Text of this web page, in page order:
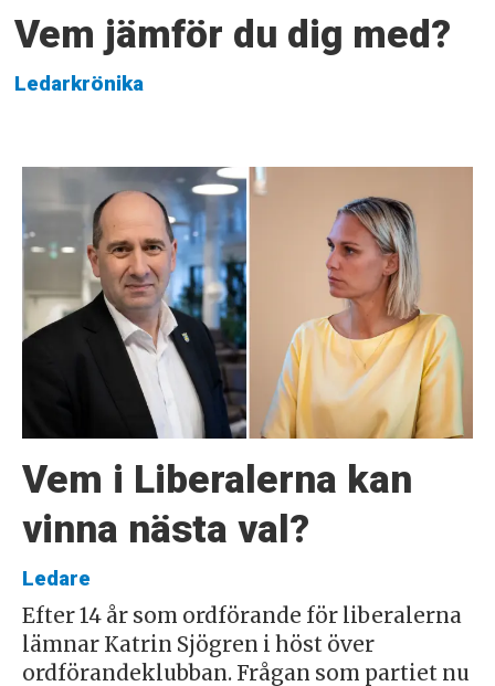
Vem jämför du dig med?
Ledarkrönika
Vem i Liberalerna kan
vinna nästa val?
Ledare
Efter 14 år som ordförande för liberalerna
lämnar Katrin Sjögren i höst över
ordförandeklubban. Frågan som partiet nu